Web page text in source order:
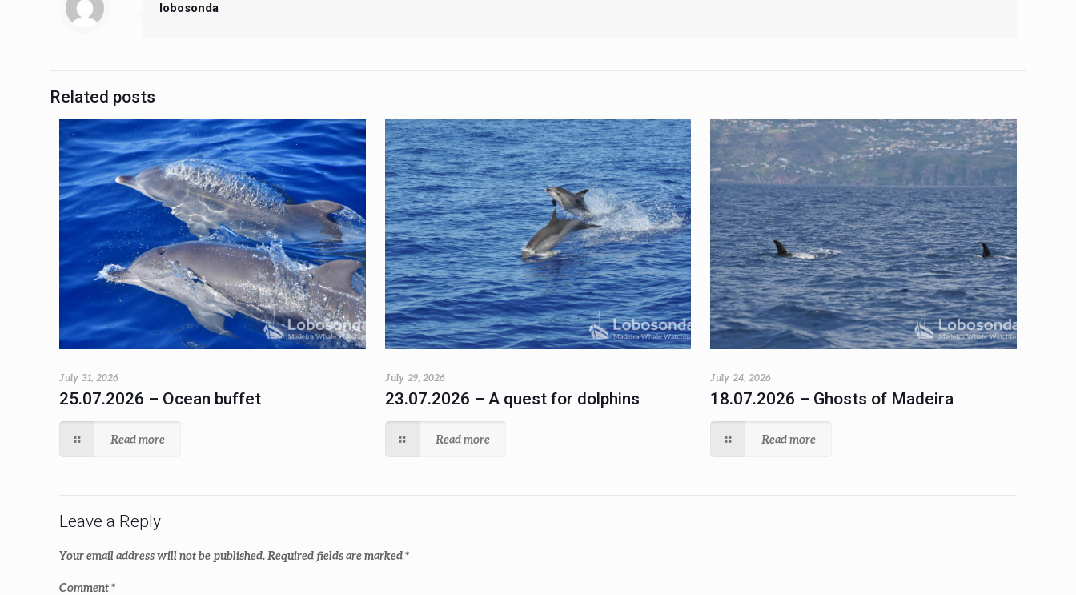
lobosonda
Related posts
July 31, 2026
25.07.2026 – Ocean buffet
Read more
July 29, 2026
23.07.2026 – A quest for dolphins
Read more
July 24, 2026
18.07.2026 – Ghosts of Madeira
Read more
Leave a Reply
Your email address will not be published. Required fields are marked*
Comment*